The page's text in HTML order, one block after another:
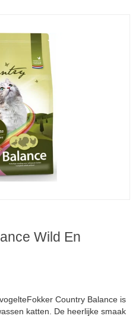
Wild En
Country Balance is
katten. De heerlijke smaak